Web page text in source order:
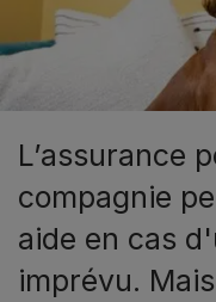
L’assurance
compagnie
aide en cas
imprévu.